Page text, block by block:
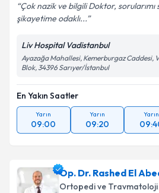
Çok nazik ve bilgili Doktor, sorularımı
şikayetime odaklı...
Liv Hospital Vadistanbul
Ayazağa Mahallesi, Kemerburgaz Caddesi,
Blok, 34396 Sarıyer/İstanbul
En Yakın Saatler
Yarın
09:00
Yarın
09:20
Yarın
Op. Dr. Rashed El
Ortopedi ve Travmatoloji